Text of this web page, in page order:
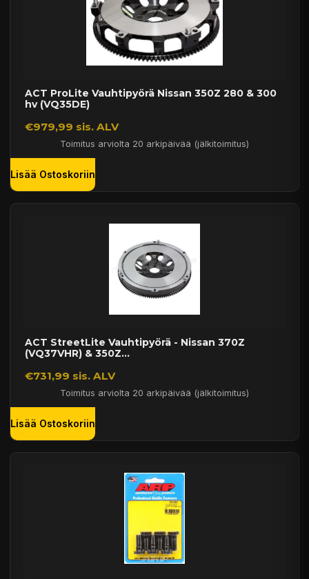
ACT ProLite Vauhtipyörä Nissan 350Z 280 & 300
hv (VQ35DE)
€979,99 sis. ALV
Toimitus arviolta 20 arkipäivää (jälkitoimitus)
Lisää Ostoskoriin
ACT StreetLite Vauhtipyörä - Nissan 370Z
(VQ37VHR) & 350Z...
€731,99 sis. ALV
Toimitus arviolta 20 arkipäivää (jälkitoimitus)
Lisää Ostoskoriin